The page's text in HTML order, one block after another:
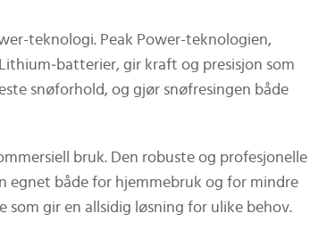
teknologi. Peak Power-teknologien,
gir kraft og presisjon som
snøforhold, og gjør snøfresingen både
bruk. Den robuste og profesjonelle
egnet både for hjemmebruk og for mindre
som gir en allsidig løsning for ulike behov.